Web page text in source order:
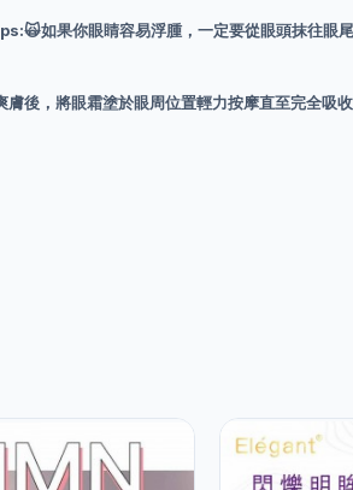
如果你眼睛容易浮腫，一定要從眼頭抹往眼
膚後，將眼霜塗於眼周位置輕力按摩直至完全吸收